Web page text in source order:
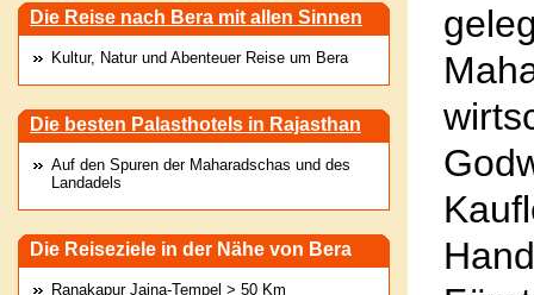
Die Reise nach Bera mit allen Sinnen
Kultur, Natur und Abenteuer Reise um Bera
Die besten Palasthotels in Rajasthan
Auf den Spuren der Maharadschas und des
Landadels
Die Reiseziele in der Nähe von Bera
Ranakapur Jaina-Tempel > 50 Km